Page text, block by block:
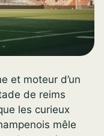
et moteur d’un
de reims
les curieux
mêle